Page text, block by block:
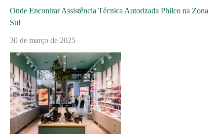
Onde Encontrar Assistência Técnica Autorizada Philco na Zona
Sul
30 de março de 2025